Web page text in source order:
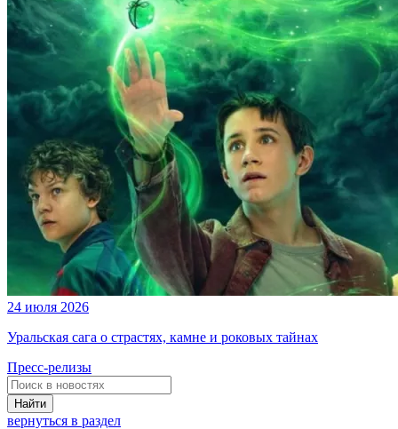
24 июля 2026
Уральская сага о страстях, камне и роковых тайнах
Пресс-релизы
Найти
вернуться в раздел